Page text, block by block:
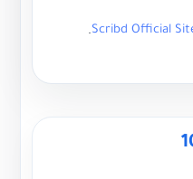
Scribd Official
.